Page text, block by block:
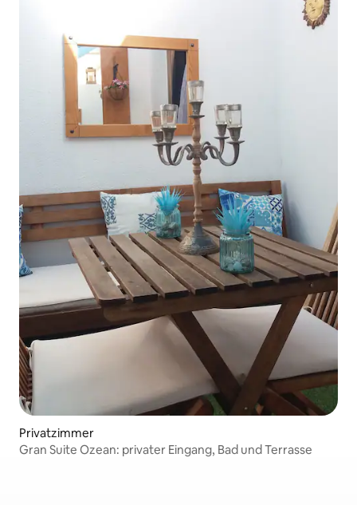
Privatzimmer
Gran Suite Ozean: privater Eingang, Bad und Terrasse